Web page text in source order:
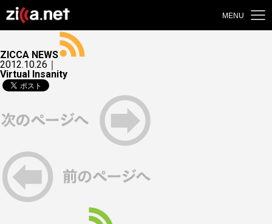
MENU
ZICCA NEWS
2012.10.26｜
Virtual Insanity